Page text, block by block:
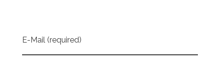
E-Mail (required)